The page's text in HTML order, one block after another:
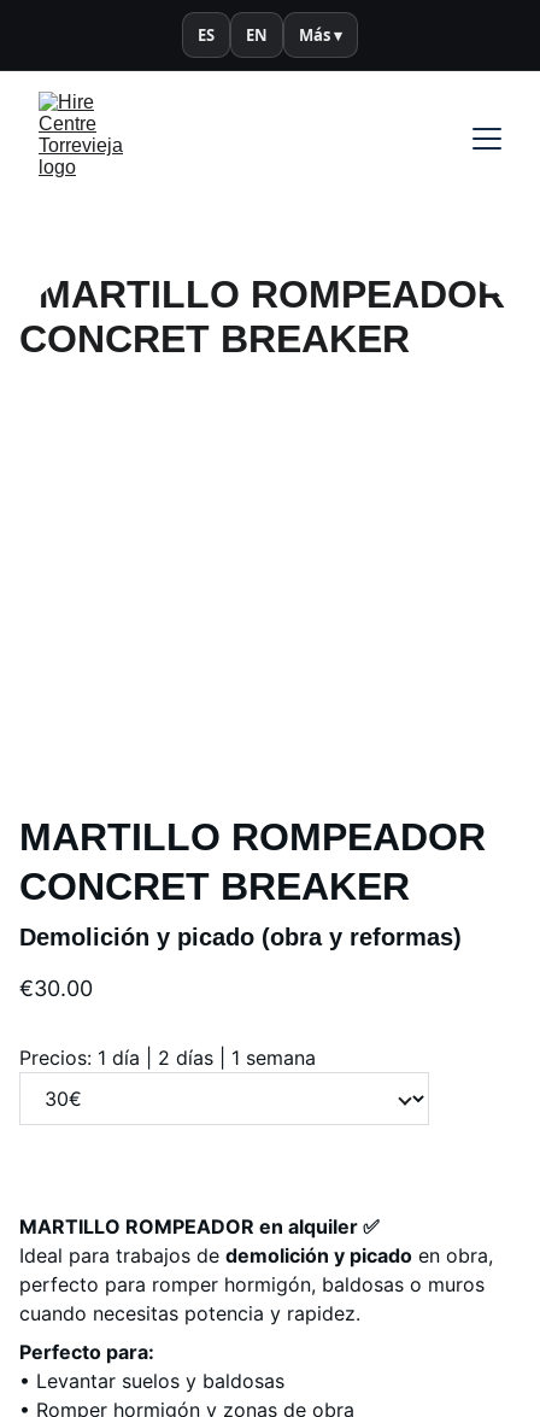
ES EN Más ▾
MARTILLO ROMPEADOR
CONCRET BREAKER
Demolición y picado (obra y reformas)
€30.00
Precios: 1 día | 2 días | 1 semana
MARTILLO ROMPEADOR en alquiler ✅
Ideal para trabajos de demolición y picado en obra,
perfecto para romper hormigón, baldosas o muros
cuando necesitas potencia y rapidez.
Perfecto para:
• Levantar suelos y baldosas
• Romper hormigón y zonas de obra